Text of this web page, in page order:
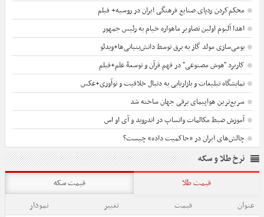
محکم‌کردن ردپای صنایع فرهنگی ایران در روسیه+ فیلم
اهدا آلبوم اولین تصاویر ماهواره خیام به رئیس جمهور
بومی‌سازی مولد گاز به برق توسط دانش‌بنیانی‌ها+ویدئو
کاربرد "هوش مصنوعی" در فهم قرآن و توسعۀ علم+فیلم
نمایشگاه تبلیغات و بازاریابی به دنبال خلاقیت و نوآوری+عکس
سریع‌ترین هواپیمای برقی جهان ساخته شد
آموزش ضبط مکالمات واتساپ در اندروید و آی او اس
چالش‌های ایران در «حاکمیت داده» چیست؟
نرخ طلا و سکه
قیمت طلا
قیمت سکه
عنوان
قیمت تغییر
نمودار